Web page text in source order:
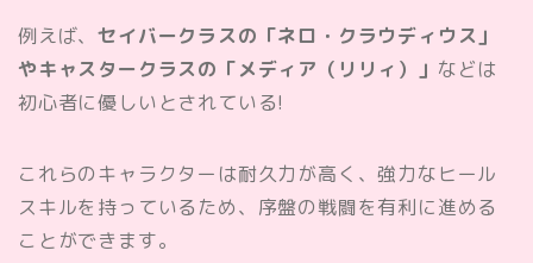
例えば、セイバークラスの「ネロ・クラウディウス」
やキャスタークラスの「メディア（リリィ）」 などは
初心者に優しいとされている!
これらのキャラクターは耐久力が高く、強力なヒール
スキルを持っているため、序盤の戦闘を有利に進める
ことができます。